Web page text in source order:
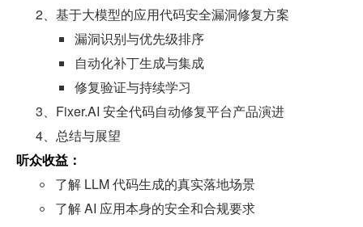
2、基于大模型的应用代码安全漏洞修复方案
漏洞识别与优先级排序
自动化补丁生成与集成
修复验证与持续学习
3、Fixer.AI 安全代码自动修复平台产品演进
4、总结与展望
听众收益：
了解 LLM 代码生成的真实落地场景
了解 AI 应用本身的安全和合规要求